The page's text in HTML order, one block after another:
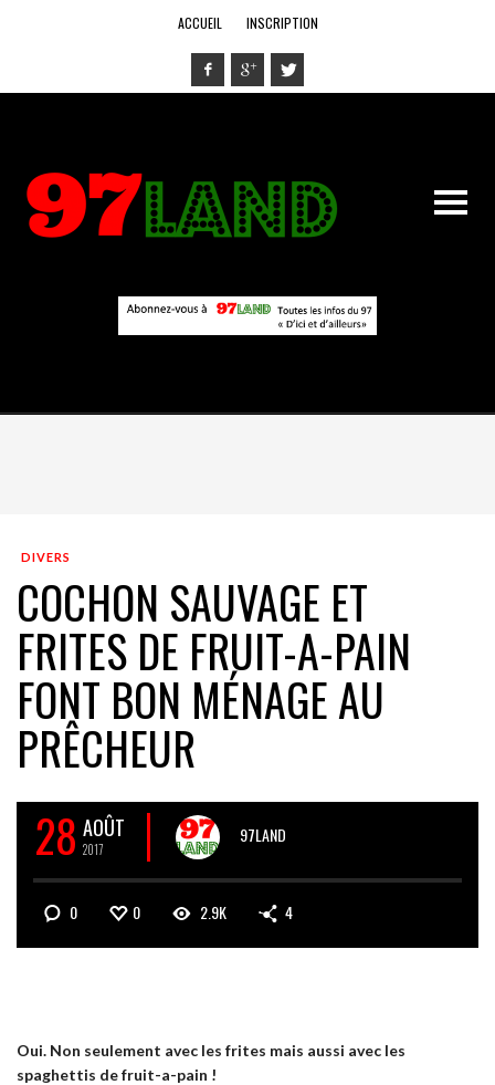
ACCUEIL INSCRIPTION
DIVERS
COCHON SAUVAGE ET
FRITES DE FRUIT-A-PAIN
FONT BON MÉNAGE AU
PRÊCHEUR
28 AOÛT
2017
97LAND
0 0 2.9K 4
Oui. Non seulement avec les frites mais aussi avec les
spaghettis de fruit-a-pain !